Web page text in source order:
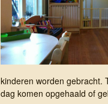
kinderen worden gebracht.
dag komen opgehaald of